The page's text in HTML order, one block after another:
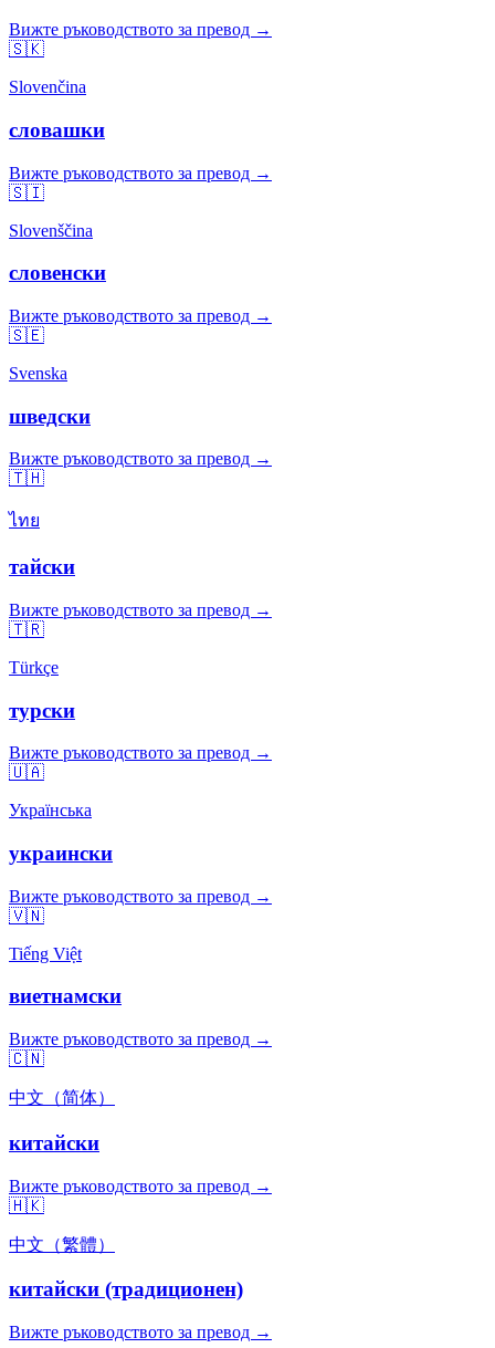
Вижте ръководството за превод →
🇸🇰
Slovenčina
словашки
Вижте ръководството за превод →
🇸🇮
Slovenščina
словенски
Вижте ръководството за превод →
🇸🇪
Svenska
шведски
Вижте ръководството за превод →
🇹🇭
ไทย
тайски
Вижте ръководството за превод →
🇹🇷
Türkçe
турски
Вижте ръководството за превод →
🇺🇦
Українська
украински
Вижте ръководството за превод →
🇻🇳
Tiếng Việt
виетнамски
Вижте ръководството за превод →
🇨🇳
中文（简体）
китайски
Вижте ръководството за превод →
🇭🇰
中文（繁體）
китайски (традиционен)
Вижте ръководството за превод →